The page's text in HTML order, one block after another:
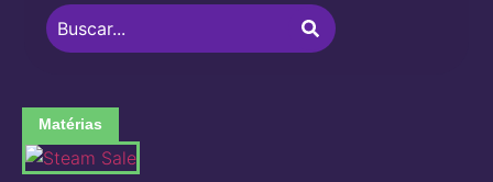
Matérias